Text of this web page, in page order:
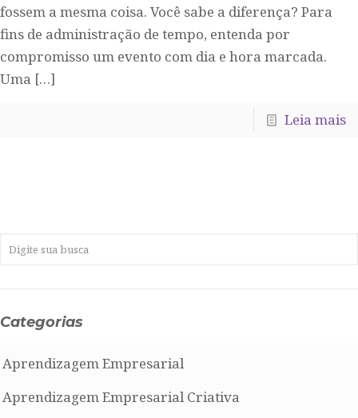
fossem a mesma coisa. Você sabe a diferença? Para
fins de administração de tempo, entenda por
compromisso um evento com dia e hora marcada.
Uma […]
Leia mais
Categorias
Aprendizagem Empresarial
Aprendizagem Empresarial Criativa